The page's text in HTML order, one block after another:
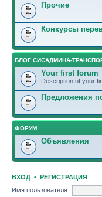
Прочие
Конкурсы
БЛОГ СИСАДМИНА-
Your first forum
Description of your
Предложения
ФОРУМ
Объявления
ВХОД • РЕГИСТРАЦИЯ
Имя пользователя: